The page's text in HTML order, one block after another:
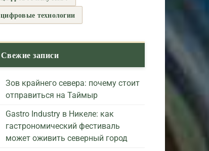
цифровые технологии
Свежие записи
Зов крайнего севера: почему стоит
отправиться на Таймыр
Gastro Industry в Никеле: как
гастрономический фестиваль
может оживить северный город